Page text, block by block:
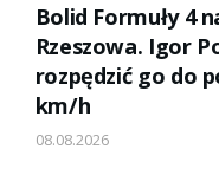
Bolid Formuły 4
Rzeszowa. Igor
rozpędzić go do
km/h
08.08.2026